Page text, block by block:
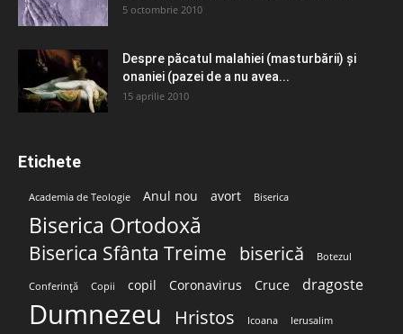
5 octombrie 2010
Despre păcatul malahiei (masturbării) şi
onaniei (pazei de a nu avea...
15 aprilie 2010
Etichete
Academia de Teologie Anul nou avort Biserica
Biserica Ortodoxă
Biserica Sfânta Treime biserică Botezul
Conferință Copii copil Coronavirus Cruce dragoste
Dumnezeu Hristos Icoana Ierusalim